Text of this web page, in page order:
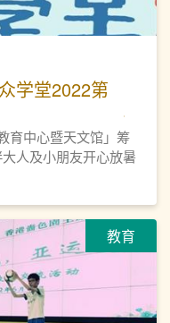
学堂2022第
育中心暨天文馆」筹
人及小朋友开心放暑
教育